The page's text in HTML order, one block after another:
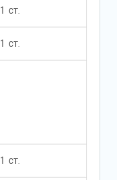
1 ст.
1 ст.
1 ст.